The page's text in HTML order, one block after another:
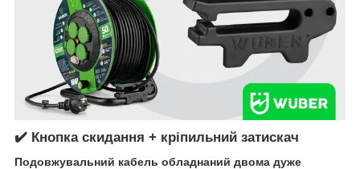
✔️ Кнопка скидання + кріпильний затискач
Подовжувальний кабель обладнаний двома дуже